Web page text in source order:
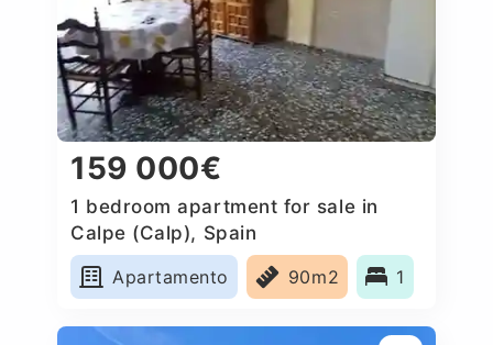
159 000€
1 bedroom apartment for sale in
Calpe (Calp), Spain
Apartamento
90m2 1